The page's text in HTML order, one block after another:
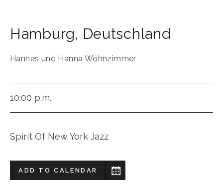
Hamburg, Deutschland
Hannes und Hanna Wohnzimmer
10:00 p.m.
Spirit Of New York Jazz
ADD TO CALENDAR